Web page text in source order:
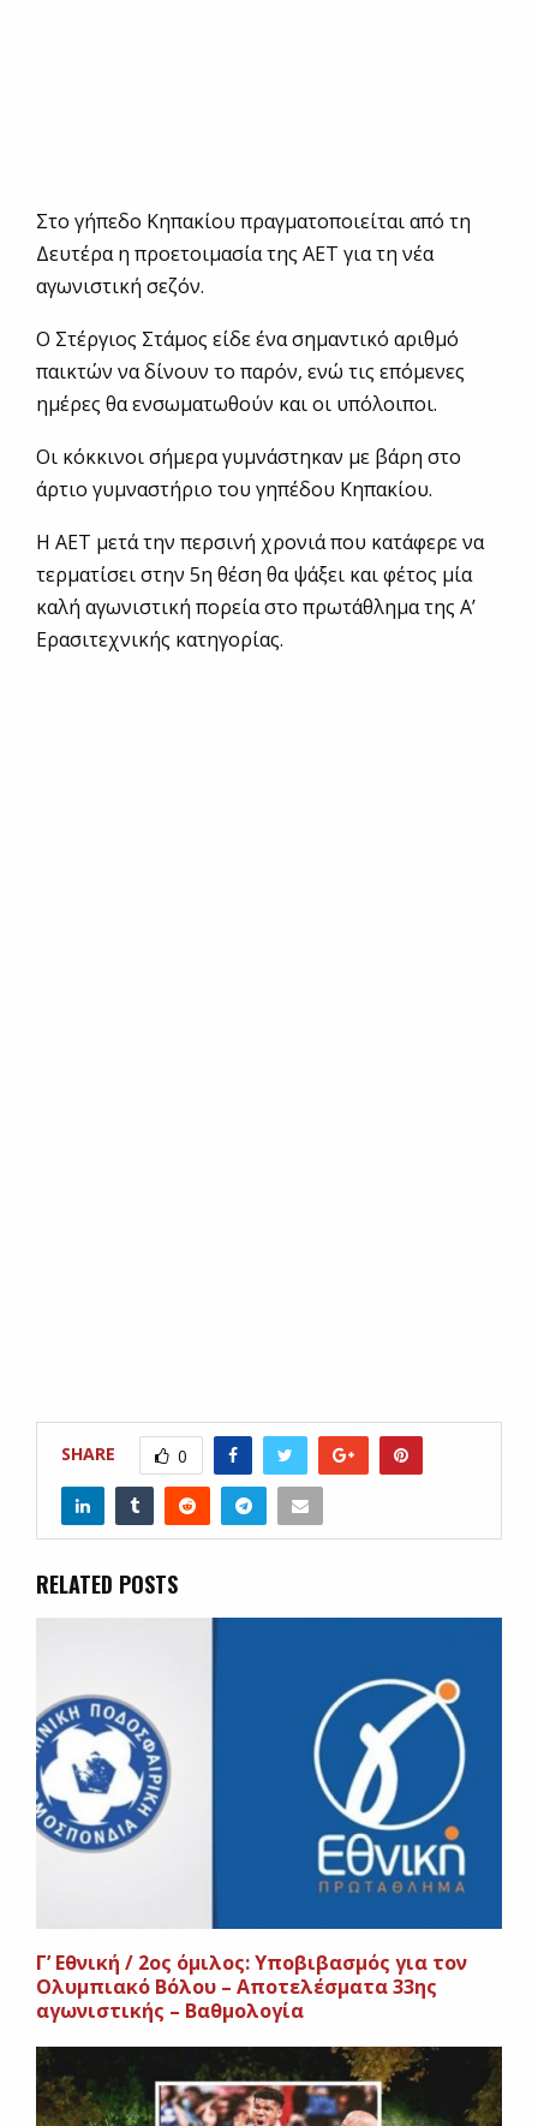
Στο γήπεδο Κηπακίου πραγματοποιείται από τη
Δευτέρα η προετοιμασία της ΑΕΤ για τη νέα
αγωνιστική σεζόν.
Ο Στέργιος Στάμος είδε ένα σημαντικό αριθμό
παικτών να δίνουν το παρόν, ενώ τις επόμενες
ημέρες θα ενσωματωθούν και οι υπόλοιποι.
Οι κόκκινοι σήμερα γυμνάστηκαν με βάρη στο
άρτιο γυμναστήριο του γηπέδου Κηπακίου.
Η ΑΕΤ μετά την περσινή χρονιά που κατάφερε να
τερματίσει στην 5η θέση θα ψάξει και φέτος μία
καλή αγωνιστική πορεία στο πρωτάθλημα της Α’
Ερασιτεχνικής κατηγορίας.
SHARE 0
RELATED POSTS
Γ’ Εθνική / 2ος όμιλος: Υποβιβασμός για τον
Ολυμπιακό Βόλου – Αποτελέσματα 33ης
αγωνιστικής – Βαθμολογία